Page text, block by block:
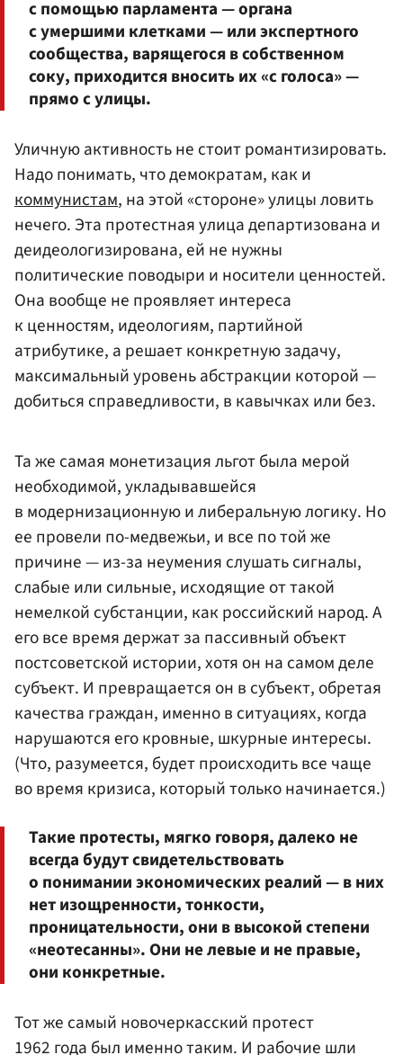
с помощью парламента — органа
с умершими клетками — или экспертного
сообщества, варящегося в собственном
соку, приходится вносить их «с голоса» —
прямо с улицы.
Уличную активность не стоит романтизировать.
Надо понимать, что демократам, как и
коммунистам, на этой «стороне» улицы ловить
нечего. Эта протестная улица департизована и
деидеологизирована, ей не нужны
политические поводыри и носители ценностей.
Она вообще не проявляет интереса
к ценностям, идеологиям, партийной
атрибутике, а решает конкретную задачу,
максимальный уровень абстракции которой —
добиться справедливости, в кавычках или без.
Та же самая монетизация льгот была мерой
необходимой, укладывавшейся
в модернизационную и либеральную логику. Но
ее провели по-медвежьи, и все по той же
причине — из-за неумения слушать сигналы,
слабые или сильные, исходящие от такой
немелкой субстанции, как российский народ. А
его все время держат за пассивный объект
постсоветской истории, хотя он на самом деле
субъект. И превращается он в субъект, обретая
качества граждан, именно в ситуациях, когда
нарушаются его кровные, шкурные интересы.
(Что, разумеется, будет происходить все чаще
во время кризиса, который только начинается.)
Такие протесты, мягко говоря, далеко не
всегда будут свидетельствовать
о понимании экономических реалий — в них
нет изощренности, тонкости,
проницательности, они в высокой степени
«неотесанны». Они не левые и не правые,
они конкретные.
Тот же самый новочеркасский протест
1962 года был именно таким. И рабочие шли